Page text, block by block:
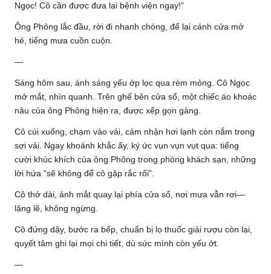
Ngọc! Cô cần được đưa lại bệnh viện ngay!”
Ông Phông lắc đầu, rời đi nhanh chóng, để lại cánh cửa mở
hé, tiếng mưa cuồn cuộn.
—
Sáng hôm sau, ánh sáng yếu ớp lọc qua rèm mỏng. Cô Ngọc
mở mắt, nhìn quanh. Trên ghế bên cửa sổ, một chiếc áo khoác
nâu của ông Phông hiện ra, được xếp gọn gàng.
Cô cúi xuống, chạm vào vải, cảm nhận hơi lạnh còn nắm trong
sợi vải. Ngay khoảnh khắc ấy, ký ức vụn vụn vụt qua: tiếng
cười khúc khích của ông Phông trong phòng khách sạn, những
lời hứa “sẽ không để cô gặp rắc rối”.
Cô thở dài, ánh mắt quay lại phía cửa sổ, nơi mưa vẫn rơi—
lặng lẽ, không ngừng.
Cô đứng dậy, bước ra bếp, chuẩn bị lọ thuốc giải rượu còn lại,
quyết tâm ghi lại mọi chi tiết, dù sức mình còn yếu ớt.
—